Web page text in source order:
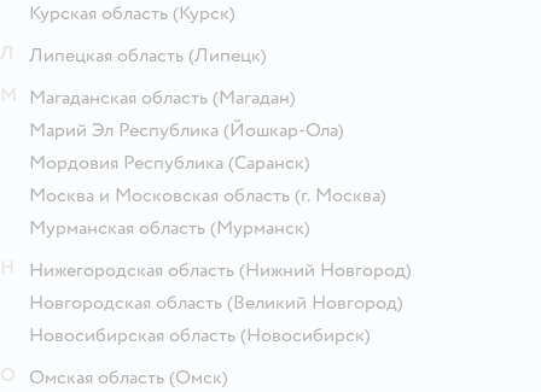
Курская область (Курск)
Липецкая область (Липецк)
Магаданская область (Магадан)
Марий Эл Республика (Йошкар-Ола)
Мордовия Республика (Саранск)
Москва и Московская область (г. Москва)
Мурманская область (Мурманск)
Нижегородская область (Нижний Новгород)
Новгородская область (Великий Новгород)
Новосибирская область (Новосибирск)
Омская область (Омск)